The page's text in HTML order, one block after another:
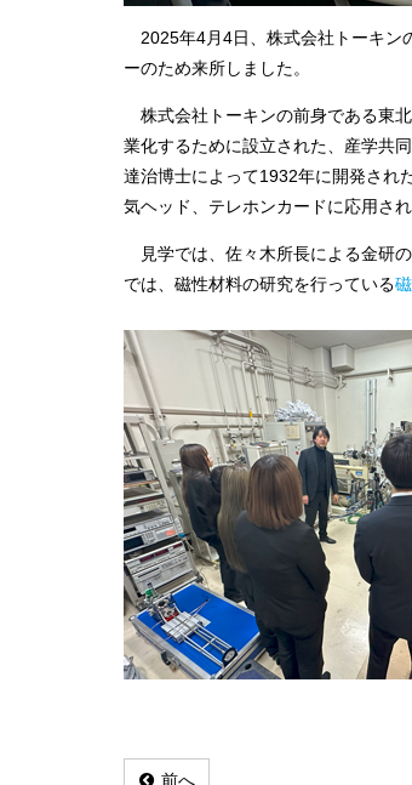
2025年4月4日、株式会社トーキン
ーのため来所しました。
株式会社トーキンの前身である東
業化するために設立された、産学共
達治博士によって1932年に開発され
気ヘッド、テレホンカードに応用さ
見学では、佐々木所長による金研
では、磁性材料の研究を行っている
前へ